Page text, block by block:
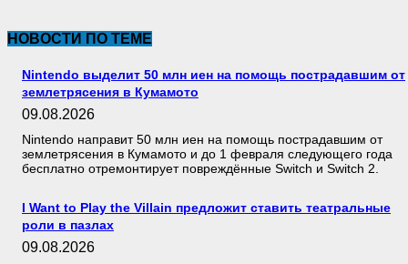
НОВОСТИ ПО ТЕМЕ
Nintendo выделит 50 млн иен на помощь пострадавшим от
землетрясения в Кумамото
09.08.2026
Nintendo направит 50 млн иен на помощь пострадавшим от
землетрясения в Кумамото и до 1 февраля следующего года
бесплатно отремонтирует повреждённые Switch и Switch 2.
I Want to Play the Villain предложит ставить театральные
роли в пазлах
09.08.2026